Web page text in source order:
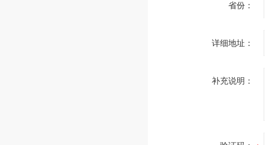
省份：
详细地址：
补充说明：